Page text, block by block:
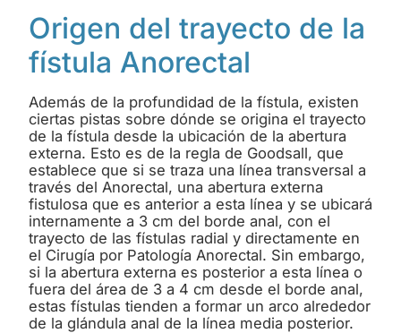
Origen del trayecto de la
fístula Anorectal
Además de la profundidad de la fístula, existen
ciertas pistas sobre dónde se origina el trayecto
de la fístula desde la ubicación de la abertura
externa. Esto es de la regla de Goodsall, que
establece que si se traza una línea transversal a
través del Anorectal, una abertura externa
fistulosa que es anterior a esta línea y se ubicará
internamente a 3 cm del borde anal, con el
trayecto de las fístulas radial y directamente en
el Cirugía por Patología Anorectal. Sin embargo,
si la abertura externa es posterior a esta línea o
fuera del área de 3 a 4 cm desde el borde anal,
estas fístulas tienden a formar un arco alrededor
de la glándula anal de la línea media posterior.